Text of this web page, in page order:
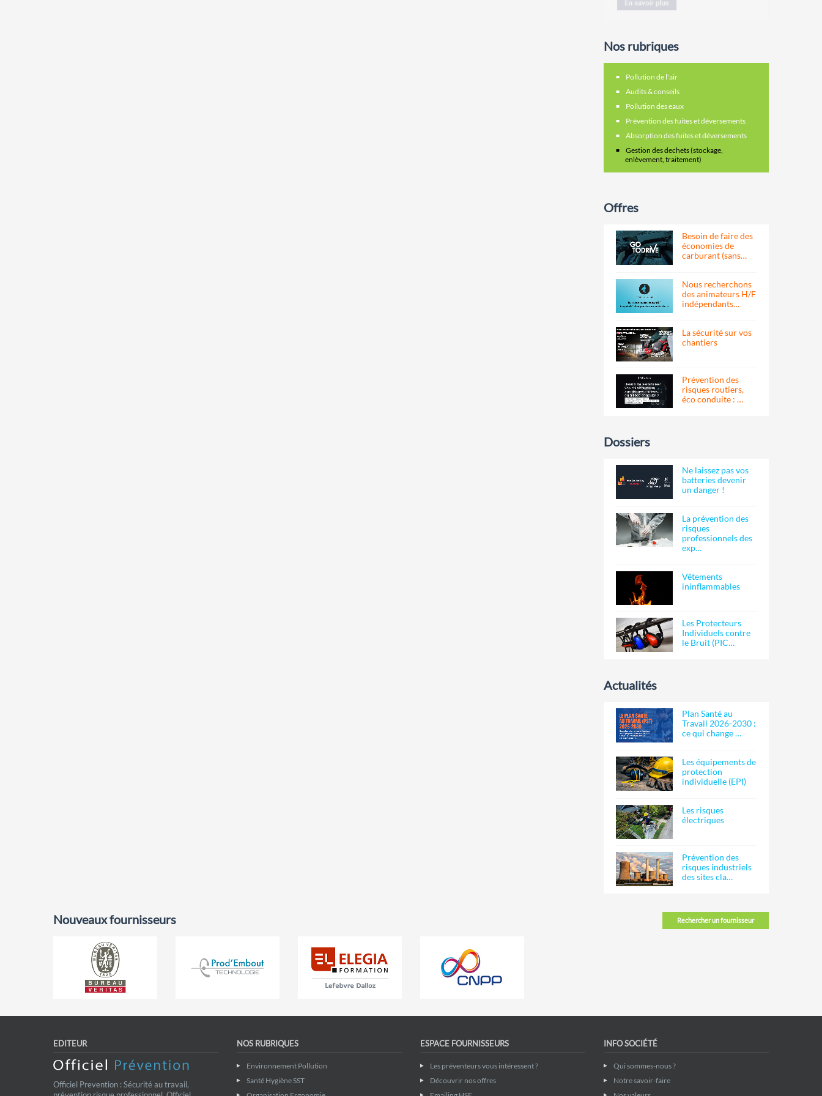
Nos rubriques
Pollution de l'air
Audits & conseils
Pollution des eaux
Prévention des fuites et déversements
Absorption des fuites et déversements
Gestion des dechets (stockage,
enlèvement, traitement)
Offres
Besoin de faire des
économies de
carburant (sans…
Nous recherchons
des animateurs H/F
indépendants…
La sécurité sur vos
chantiers
Prévention des
risques routiers,
éco conduite : …
Dossiers
Ne laissez pas vos
batteries devenir
un danger !
La prévention des
risques
professionnels des
exp…
Vêtements
ininflammables
Les Protecteurs
Individuels contre
le Bruit (PIC…
Actualités
Plan Santé au
Travail 2026-2030 :
ce qui change …
Les équipements de
protection
individuelle (EPI)
Les risques
électriques
Prévention des
risques industriels
des sites cla…
Rechercher un fournisseur
Nouveaux fournisseurs
EDITEUR
Officiel Prevention : Sécurité au travail,
NOS RUBRIQUES
Environnement Pollution
Santé Hygiène SST
ESPACE FOURNISSEURS
Les préventeurs vous intéressent ?
Découvrir nos offres
INFO SOCIÉTÉ
Qui sommes-nous ?
Notre savoir-faire